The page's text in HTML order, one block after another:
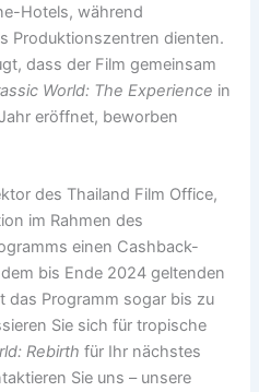
Hotels, während
Produktionszentren dienten.
dass der Film gemeinsam
World: The Experience in
eröffnet, beworben
des Thailand Film Office,
im Rahmen des
einen Cashback-
bis Ende 2024 geltenden
das Programm sogar bis zu
Sie sich für tropische
Rebirth für Ihr nächstes
Sie uns – unsere